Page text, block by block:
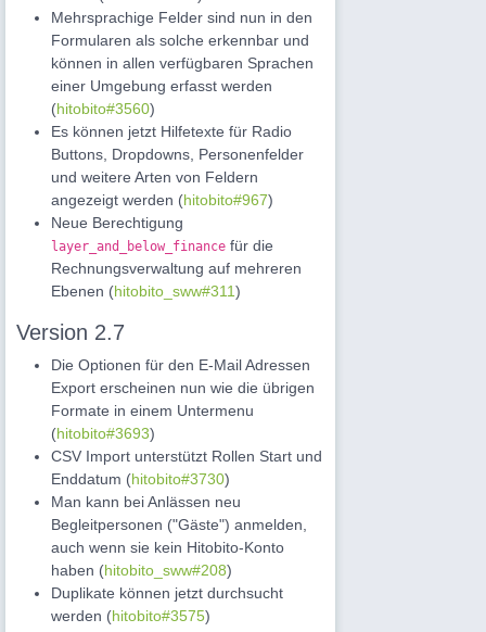
Mehrsprachige Felder sind nun in den
Formularen als solche erkennbar und
können in allen verfügbaren Sprachen
einer Umgebung erfasst werden
(hitobito#3560)
Es können jetzt Hilfetexte für Radio
Buttons, Dropdowns, Personenfelder
und weitere Arten von Feldern
angezeigt werden (hitobito#967)
Neue Berechtigung
layer_and_below_finance für die
Rechnungsverwaltung auf mehreren
Ebenen (hitobito_sww#311)
Version 2.7
Die Optionen für den E-Mail Adressen
Export erscheinen nun wie die übrigen
Formate in einem Untermenu
(hitobito#3693)
CSV Import unterstützt Rollen Start und
Enddatum (hitobito#3730)
Man kann bei Anlässen neu
Begleitpersonen ("Gäste") anmelden,
auch wenn sie kein Hitobito-Konto
haben (hitobito_sww#208)
Duplikate können jetzt durchsucht
werden (hitobito#3575)